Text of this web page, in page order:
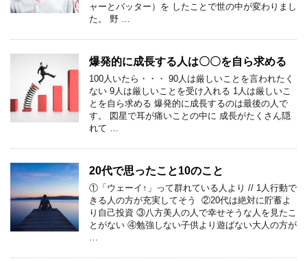
ャーとバッター）を したことで世の中が変わりまし
た。 野 …
爆発的に成長する人は〇〇を自ら求める
100人いたら・・・ 90人は厳しいことを言われたく
ない 9人は厳しいことを受け入れる 1人は厳しいこ
とを自ら求める 爆発的に成長するのは最後の人で
す。 図星で耳が痛いことの中に 成長がたくさん隠
れて …
20代で思ったこと10のこと
①「ウェーイ↑」って群れている人より // 1人行動で
きる人の方が充実してそう ②20代は絶対に貯蓄よ
り自己投資 ③八方美人の人で幸せそうな人を見たこ
とがない ④勉強しない子供より遊ばない大人の方が